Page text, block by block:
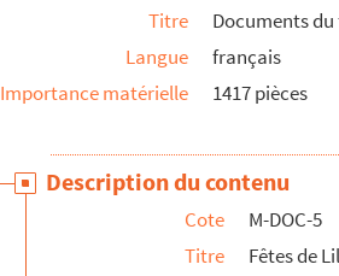
Titre
Documents
Langue
français
Importance matérielle
1417 pièces
Description du contenu
Cote
M-DOC-5
Titre
Fêtes de